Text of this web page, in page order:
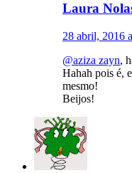
Laura
28 abril, 2016
@aziza zayn,
Hahah pois é,
mesmo!
Beijos!